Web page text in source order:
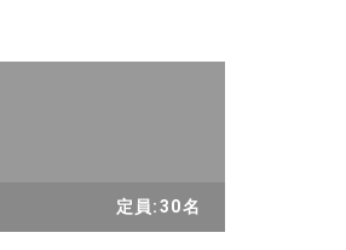
定員:30名